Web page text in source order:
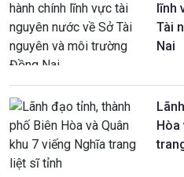
lĩnh
Tài
Nai